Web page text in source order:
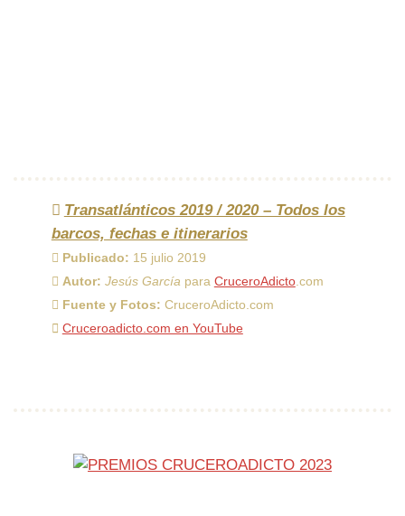
Transatlánticos 2019 / 2020 – Todos los
barcos, fechas e itinerarios
Publicado: 15 julio 2019
Autor: Jesús García para CruceroAdicto.com
Fuente y Fotos: CruceroAdicto.com
Cruceroadicto.com en YouTube